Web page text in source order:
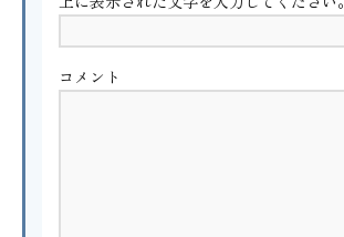
コメント